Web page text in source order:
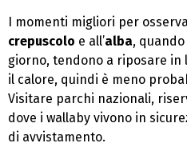
I momenti migliori per
crepuscolo e all’alba,
giorno, tendono a riposare
il calore, quindi è meno
Visitare parchi nazionali,
dove i wallaby vivono in
di avvistamento.